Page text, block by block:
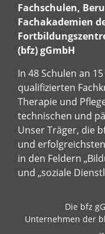
Fachschulen,
Fachakademien
(bfz) gGmbH
In 48 Schulen an
qualifizierten
Therapie und
technischen und
Unser Träger, die
und
in den Feldern
und „soziale
Die bfz
Unternehmen der